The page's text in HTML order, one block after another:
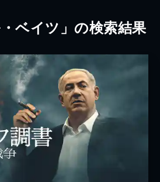
・ベイツ」の検索結果